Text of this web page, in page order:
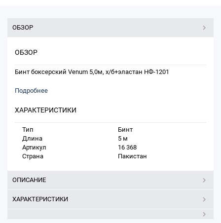
ОБЗОР
ОБЗОР
Бинт боксерский Venum 5,0м, х/б+эластан НФ-1201
Подробнее
ХАРАКТЕРИСТИКИ
Тип
Бинт
Длина
5 м
Артикул
16 368
Страна
Пакистан
ОПИСАНИЕ
ХАРАКТЕРИСТИКИ